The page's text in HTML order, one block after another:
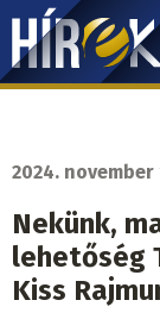
Ugrás
tartalomra
Hírek.sk
2024. november
Nekünk,
lehetőség
Kiss